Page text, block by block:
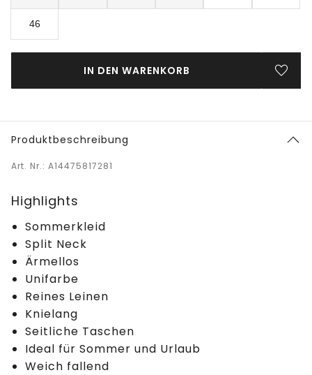
46
IN DEN WARENKORB
Produktbeschreibung
Art. Nr.: A14475817281
Highlights
Sommerkleid
Split Neck
Ärmellos
Unifarbe
Reines Leinen
Knielang
Seitliche Taschen
Ideal für Sommer und Urlaub
Weich fallend